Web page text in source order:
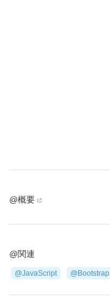
@概要
@関連
@JavaScript @Bootstrap